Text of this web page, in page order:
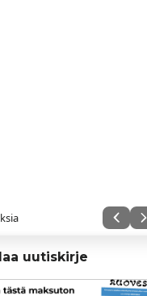
uutiskirje